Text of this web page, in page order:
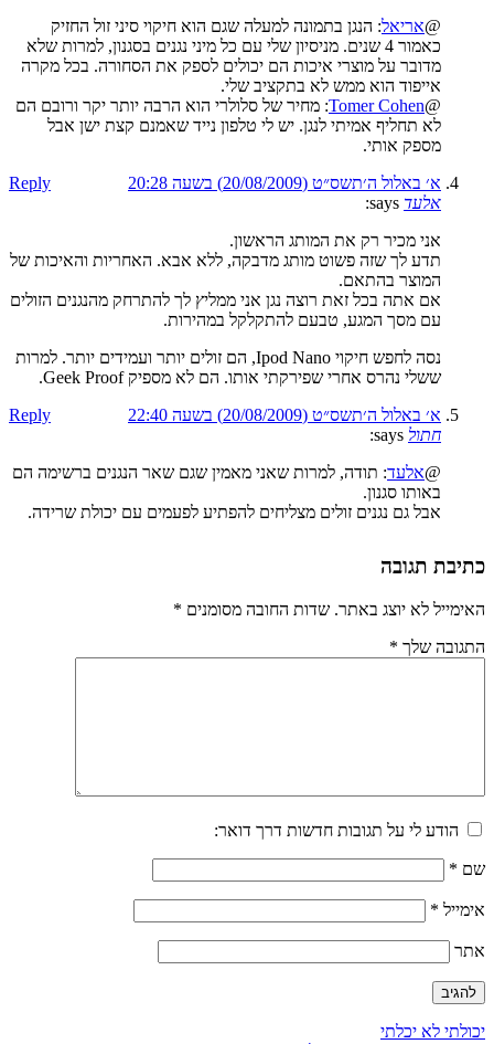
@אריאל: הנגן בתמונה למעלה שגם הוא חיקוי סיני זול החזיק
כאמור 4 שנים. מניסיון שלי עם כל מיני נגנים בסגנון, למרות שלא
מדובר על מוצרי איכות הם יכולים לספק את הסחורה. בכל מקרה
אייפוד הוא ממש לא בתקציב שלי.
@
Tomer Cohen: מחיר של סלולרי הוא הרבה יותר יקר ורובם הם
לא תחליף אמיתי לנגן. יש לי טלפון נייד שאמנם קצת ישן אבל
מספק אותי.
א׳ באלול ה׳תשס״ט (20/08/2009) בשעה 20:28
Reply
אלעד says:
אני מכיר רק את המותג הראשון.
תדע לך שזה פשוט מותג מדבקה, ללא אבא. האחריות והאיכות של
המוצר בהתאם.
אם אתה בכל זאת רוצה נגן אני ממליץ לך להתרחק מהנגנים הזולים
עם מסך המגע, טבעם להתקלקל במהירות.
נסה לחפש חיקוי Ipod Nano, הם זולים יותר ועמידים יותר. למרות
ששלי נהרס אחרי שפירקתי אותו. הם לא מספיק Geek Proof.
א׳ באלול ה׳תשס״ט (20/08/2009) בשעה 22:40
Reply
חתול says:
@אלעד: תודה, למרות שאני מאמין שגם שאר הנגנים ברשימה הם
באותו סגנון.
אבל גם נגנים זולים מצליחים להפתיע לפעמים עם יכולת שרידה.
כתיבת תגובה
האימייל לא יוצג באתר. שדות החובה מסומנים *
התגובה שלך *
הודע לי על תגובות חדשות דרך דואר:
שם *
אימייל *
אתר
ניווט
יכולתי לא יכלתי